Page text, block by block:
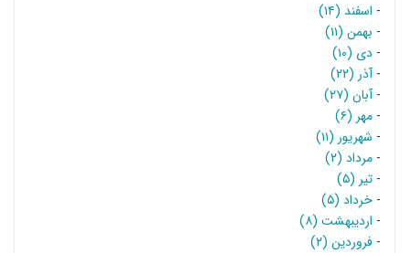
- اسفند (۱۴)
- بهمن (۱۱)
- دی (۱۰)
-آذر (۲۲)
-آبان (۲۷)
- مهر (۶)
- شهریور (۱۱)
- مرداد (۲)
- تیر (۵)
- خرداد (۵)
- اردیبهشت (۸)
- فروردین (۲)